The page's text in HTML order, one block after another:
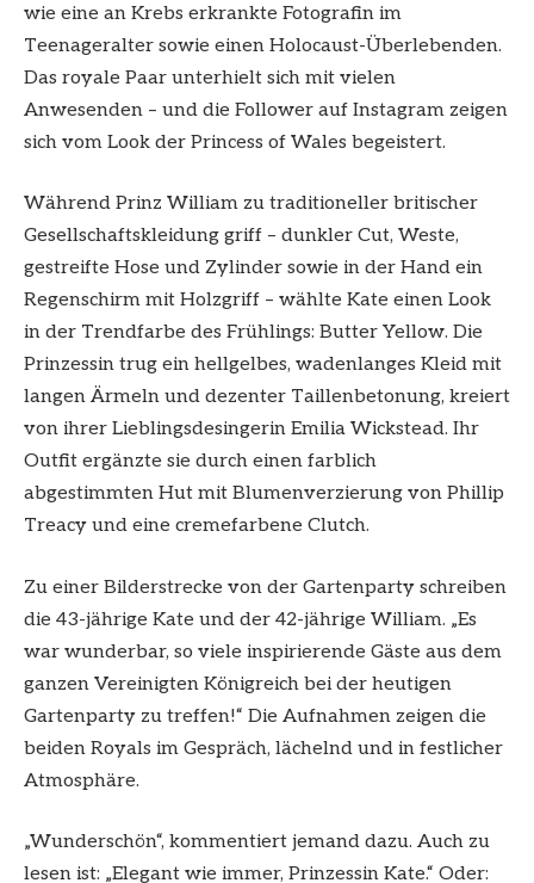
wie eine an Krebs erkrankte Fotografin im
Teenageralter sowie einen Holocaust-Überlebenden.
Das royale Paar unterhielt sich mit vielen
Anwesenden – und die Follower auf Instagram zeigen
sich vom Look der Princess of Wales begeistert.
Während Prinz William zu traditioneller britischer
Gesellschaftskleidung griff – dunkler Cut, Weste,
gestreifte Hose und Zylinder sowie in der Hand ein
Regenschirm mit Holzgriff – wählte Kate einen Look
in der Trendfarbe des Frühlings: Butter Yellow. Die
Prinzessin trug ein hellgelbes, wadenlanges Kleid mit
langen Ärmeln und dezenter Taillenbetonung, kreiert
von ihrer Lieblingsdesingerin Emilia Wickstead. Ihr
Outfit ergänzte sie durch einen farblich
abgestimmten Hut mit Blumenverzierung von Phillip
Treacy und eine cremefarbene Clutch.
Zu einer Bilderstrecke von der Gartenparty schreiben
die 43-jährige Kate und der 42-jährige William. „Es
war wunderbar, so viele inspirierende Gäste aus dem
ganzen Vereinigten Königreich bei der heutigen
Gartenparty zu treffen!“ Die Aufnahmen zeigen die
beiden Royals im Gespräch, lächelnd und in festlicher
Atmosphäre.
„Wunderschön“, kommentiert jemand dazu. Auch zu
lesen ist: „Elegant wie immer, Prinzessin Kate.“ Oder: